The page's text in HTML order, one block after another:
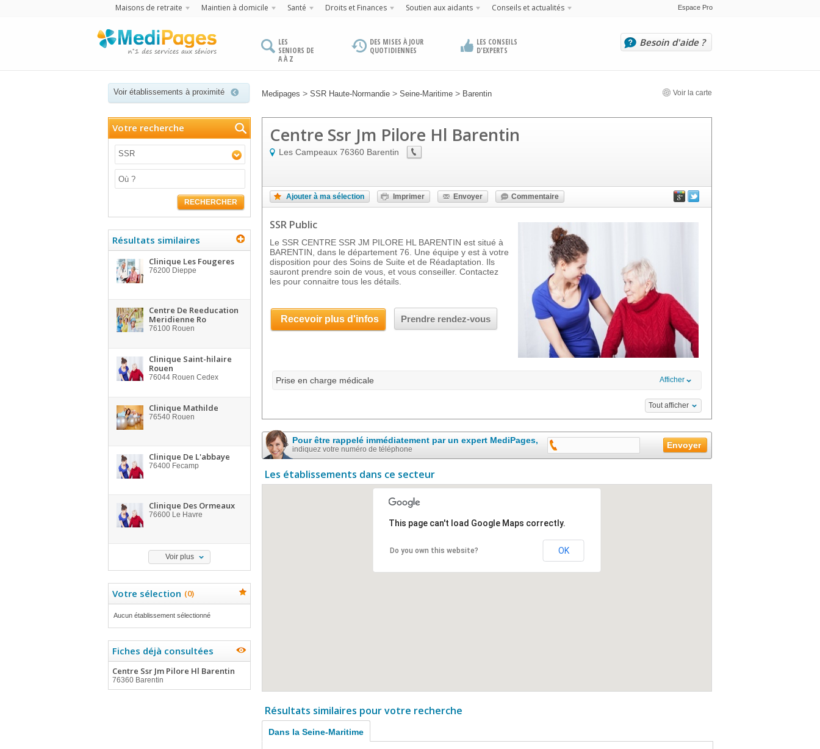
Maisons de retraite Maintien à domicile Santé Droits et Finances Soutien aux aidants Conseils et actualités Espace Pro
LES
SENIORS DE
A À Z
DES MISES À JOUR
QUOTIDIENNES
LES CONSEILS
D'EXPERTS
Besoin d'aide ?
Voir établissements à proximité Medipages > SSR Haute-Normandie > Seine-Maritime > Barentin Voir la carte
Votre recherche
SSR
RECHERCHER
Résultats similaires
Clinique Les Fougeres
76200 Dieppe
Centre De Reeducation
Meridienne Ro
76100 Rouen
Clinique Saint-hilaire
Rouen
76044 Rouen Cedex
Clinique Mathilde
76540 Rouen
Clinique De L'abbaye
76400 Fecamp
Clinique Des Ormeaux
76600 Le Havre
Voir plus
Votre sélection (0)
Aucun établissement sélectionné
Fiches déjà consultées
Centre Ssr Jm Pilore Hl Barentin
76360 Barentin
Centre Ssr Jm Pilore Hl Barentin
Les Campeaux 76360 Barentin
Ajouter à ma sélection Imprimer Envoyer Commentaire
SSR Public
Le SSR CENTRE SSR JM PILORE HL BARENTIN est situé à
BARENTIN, dans le département 76. Une équipe y est à votre
disposition pour des Soins de Suite et de Réadaptation. Ils
sauront prendre soin de vous, et vous conseiller. Contactez
les pour connaitre tous les détails.
Recevoir plus d'infos Prendre rendez-vous
Prise en charge médicale Afficher
Tout afficher
Pour être rappelé immédiatement par un expert MediPages,
indiquez votre numéro de téléphone
Les établissements dans ce secteur
This page can't load Google Maps correctly.
Do you own this website? OK
Résultats similaires pour votre recherche
Dans la Seine-Maritime